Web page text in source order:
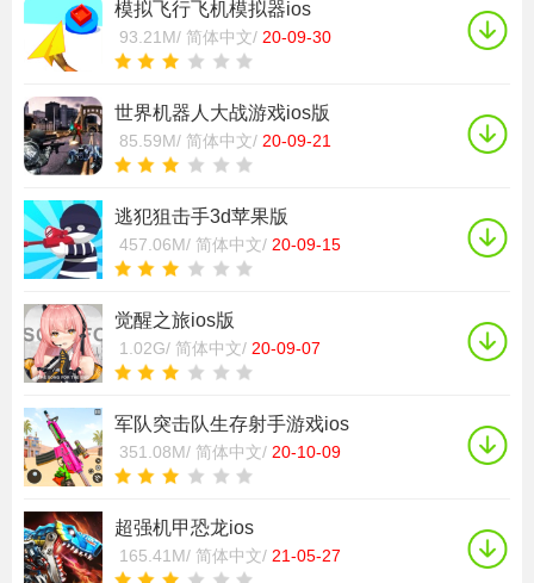
模拟飞行飞机模拟器ios
93.21M/ 简体中文/ 20-09-30
世界机器人大战游戏ios版
85.59M/ 简体中文/ 20-09-21
逃犯狙击手3d苹果版
457.06M/ 简体中文/ 20-09-15
觉醒之旅ios版
1.02G/ 简体中文/ 20-09-07
军队突击队生存射手游戏ios
351.08M/ 简体中文/ 20-10-09
超强机甲恐龙ios
165.41M/ 简体中文/ 21-05-27